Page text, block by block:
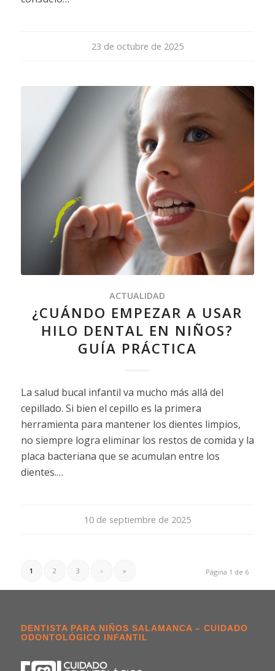
23 de octubre de 2025
ACTUALIDAD
¿CUÁNDO EMPEZAR A USAR
HILO DENTAL EN NIÑOS?
GUÍA PRÁCTICA
La salud bucal infantil va mucho más allá del
cepillado. Si bien el cepillo es la primera
herramienta para mantener los dientes limpios,
no siempre logra eliminar los restos de comida y la
placa bacteriana que se acumulan entre los
dientes.…
10 de septiembre de 2025
Página 1 de 6
1 2 3 › »
DENTISTA PARA NIÑOS SALAMANCA – CUIDADO
ODONTOLÓGICO INFANTIL